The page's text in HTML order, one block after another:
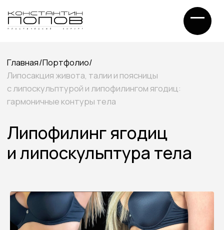
с липоскульптурой и липофилингом ягодиц:
гармоничные контуры тела
Липофилинг ягодиц
и липоскульптура тела